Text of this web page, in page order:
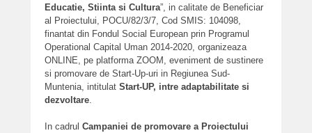
Educatie, Stiinta si Cultura”, in calitate de Beneficiar
al Proiectului, POCU/82/3/7, Cod SMIS: 104098,
finantat din Fondul Social European prin Programul
Operational Capital Uman 2014-2020, organizeaza
ONLINE, pe platforma ZOOM, eveniment de sustinere
si promovare de Start-Up-uri in Regiunea Sud-
Muntenia, intitulat Start-UP, intre adaptabilitate si
dezvoltare
In cadrul Campaniei de promovare a Proiectului